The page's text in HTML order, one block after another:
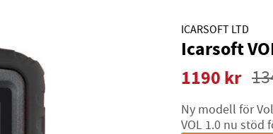
ICARSOFT LTD
Icarsoft
1190 kr
Ny modell för
VOL 1.0 nu stöd